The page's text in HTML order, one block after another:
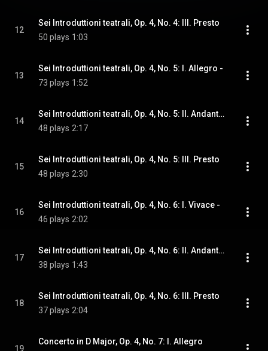
12
Sei Introduttioni teatrali, Op. 4, No. 4: III. Presto
50 plays 1:03
13
Sei Introduttioni teatrali, Op. 4, No. 5: I. Allegro -
73 plays 1:52
14
Sei Introduttioni teatrali, Op. 4, No. 5: II. Andante, sempre Piano
48 plays 2:17
15
Sei Introduttioni teatrali, Op. 4, No. 5: III. Presto
48 plays 2:30
16
Sei Introduttioni teatrali, Op. 4, No. 6: I. Vivace -
46 plays 2:02
17
Sei Introduttioni teatrali, Op. 4, No. 6: II. Andante, sempre Piano
38 plays 1:43
18
Sei Introduttioni teatrali, Op. 4, No. 6: III. Presto
37 plays 2:04
19
Concerto in D Major, Op. 4, No. 7: I. Allegro